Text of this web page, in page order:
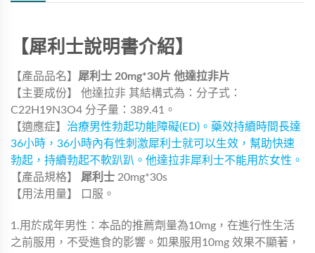
【犀利士說明書介紹】
【產品品名】 犀利士 20mg*30片 他達拉非片
【主要成份】 他達拉非 其結構式為：分子式：
C22H19N3O4 分子量：389.41。
【適應症】 治療男性勃起功能障礙(ED)。藥效持續時間長達
36小時，36小時內有性刺激犀利士就可以生效，幫助快速
勃起，持續勃起不軟趴趴。他達拉非犀利士不能用於女性。
【產品規格】 犀利士 20mg*30s
【用法用量】 口服。
1.用於成年男性：本品的推薦劑量為10mg，在進行性生活
之前服用，不受進食的影響。如果服用10mg 效果不顯著，